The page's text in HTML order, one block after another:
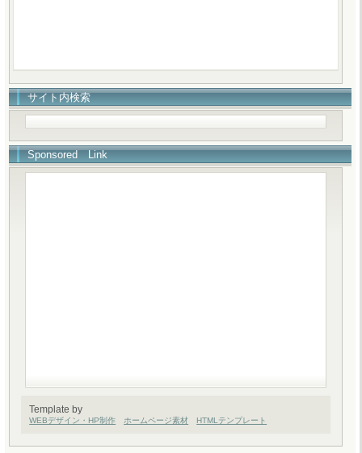
サイト内検索
Sponsored Link
Template by
WEBデザイン・HP制作 ホームページ素材 HTMLテンプレート